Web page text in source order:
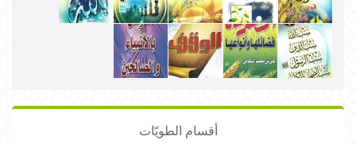
أقسام الطويّات